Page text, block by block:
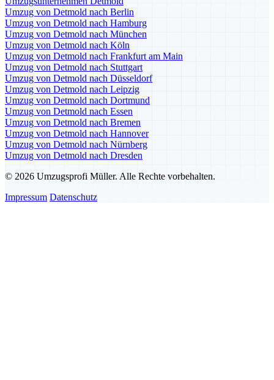
Umzug von Detmold nach Berlin
Umzug von Detmold nach Hamburg
Umzug von Detmold nach München
Umzug von Detmold nach Köln
Umzug von Detmold nach Frankfurt am Main
Umzug von Detmold nach Stuttgart
Umzug von Detmold nach Düsseldorf
Umzug von Detmold nach Leipzig
Umzug von Detmold nach Dortmund
Umzug von Detmold nach Essen
Umzug von Detmold nach Bremen
Umzug von Detmold nach Hannover
Umzug von Detmold nach Nürnberg
Umzug von Detmold nach Dresden
© 2026 Umzugsprofi Müller. Alle Rechte vorbehalten.
Impressum Datenschutz